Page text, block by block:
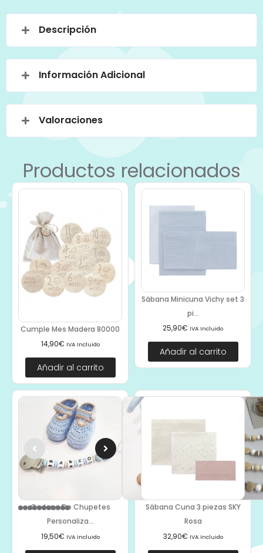
Descripción
Información Adicional
Valoraciones
Productos relacionados
Cumple Mes Madera 80000
14,90€ IVA Incluido
Añadir al carrito
Sábana Minicuna Vichy set 3
pi...
25,90€ IVA Incluido
Añadir al carrito
Cadena De Chupetes
Personaliza...
19,50€ IVA Incluido
Sábana Cuna 3 piezas SKY
Rosa
32,90€ IVA Incluido